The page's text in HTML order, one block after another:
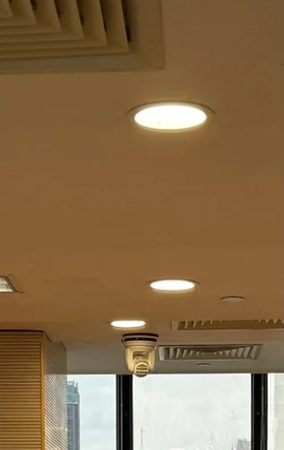
次交流中，雙方深入探討市場趨勢、分享營
心得，並就彼此市場的特點與挑戰交換意見
是次交流不僅加強了區域間的了解與互信，
為未來合作與業界發展奠定了穩固基礎。